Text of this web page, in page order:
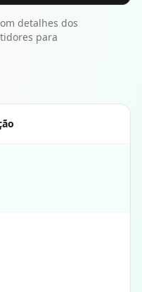
detalhes dos
para